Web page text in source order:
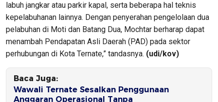
labuh jangkar atau parkir kapal, serta beberapa hal teknis
kepelabuhanan lainnya. Dengan penyerahan pengelolaan dua
pelabuhan di Moti dan Batang Dua, Mochtar berharap dapat
menambah Pendapatan Asli Daerah (PAD) pada sektor
perhubungan di Kota Ternate,” tandasnya. (udi/kov)
Baca Juga:
Wawali Ternate Sesalkan Penggunaan
Anggaran Operasional Tanpa